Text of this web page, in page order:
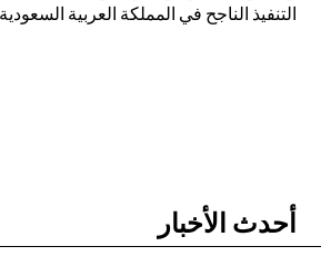
التنفيذ الناجح في المملكة العربية
أحدث الأخبار